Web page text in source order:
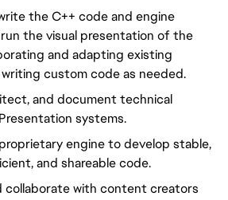
the C++ code and engine
the visual presentation of the
and adapting existing
custom code as needed.
and document technical
systems.
engine to develop stable,
and shareable code.
collaborate with content creators